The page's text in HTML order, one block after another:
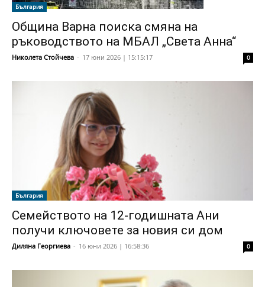
България
Община Варна поиска смяна на
ръководството на МБАЛ „Света Анна“
Николета Стойчева - 17 юни 2026 | 15:15:17 0
България
Семейството на 12-годишната Ани
получи ключовете за новия си дом
Диляна Георгиева - 16 юни 2026 | 16:58:36 0